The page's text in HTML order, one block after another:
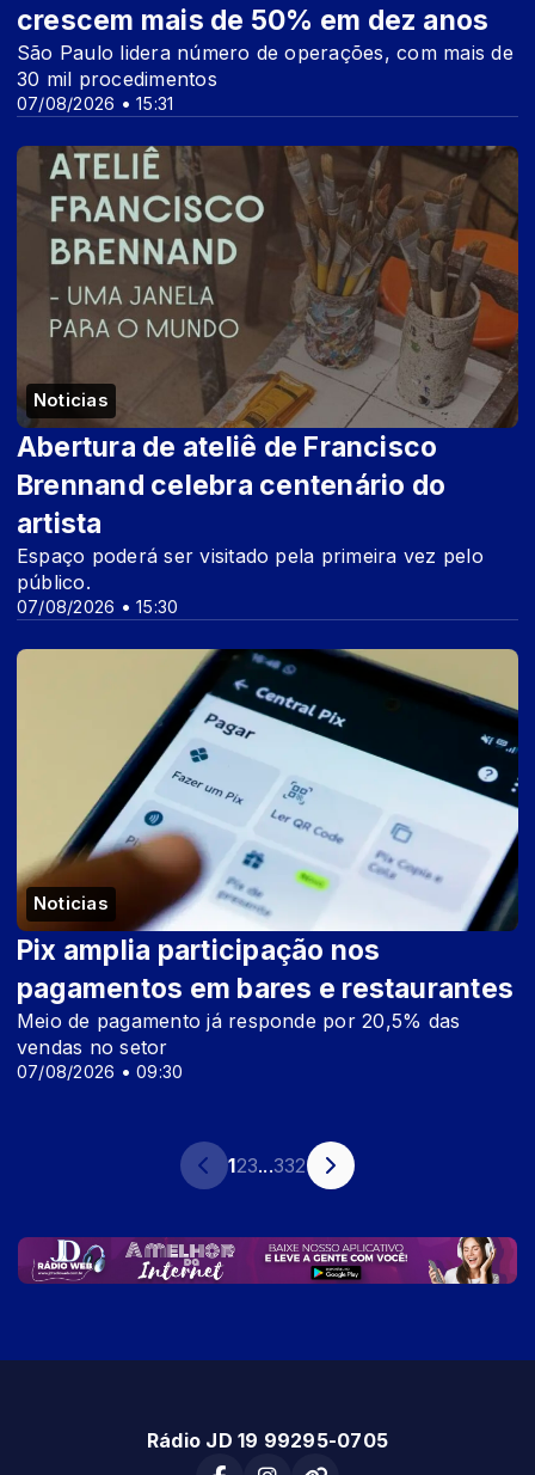
07/08/2026 • 15:31
crescem mais de 50% em dez anos
São Paulo lidera número de operações, com mais de
30 mil procedimentos
Noticias
07/08/2026 • 15:30
Abertura de ateliê de Francisco
Brennand celebra centenário do
artista
Espaço poderá ser visitado pela primeira vez pelo
público.
Noticias
07/08/2026 • 09:30
Pix amplia participação nos
pagamentos em bares e restaurantes
Meio de pagamento já responde por 20,5% das
vendas no setor
123...332
Rádio JD 19 99295-0705